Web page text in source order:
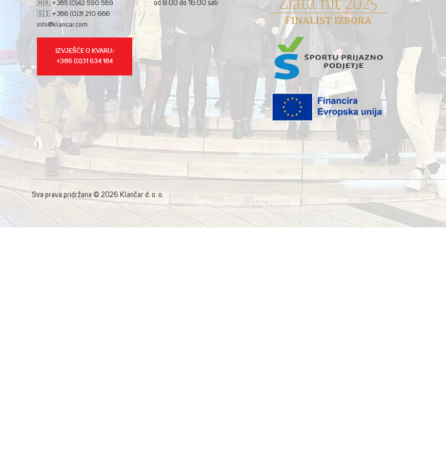
🇭🇷 +385 (0)42 590 589
🇸🇮 +386 (0)31 210 666
info@klancar.com
IZVJEŠĆE O KVARU:
+386 (0)31 634 184
od 8:00 do 16:00 sati
Sva prava pridržana © 2026 Klančar d. o. o.